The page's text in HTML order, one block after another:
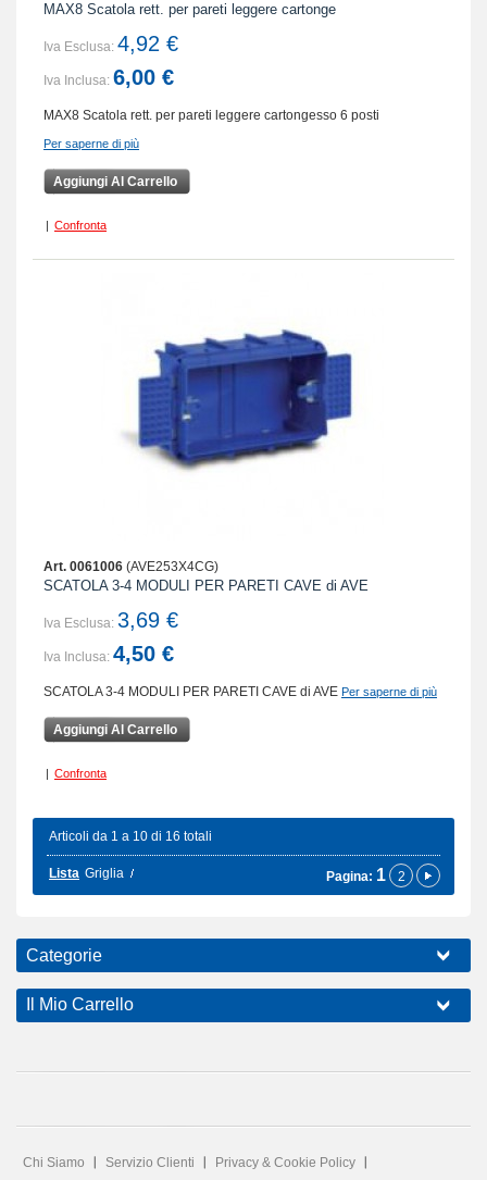
MAX8 Scatola rett. per pareti leggere cartonge
Iva Esclusa: 4,92 €
Iva Inclusa: 6,00 €
MAX8 Scatola rett. per pareti leggere cartongesso 6 posti
Per saperne di più
Aggiungi Al Carrello
| Confronta
Art. 0061006 (AVE253X4CG)
SCATOLA 3-4 MODULI PER PARETI CAVE di AVE
Iva Esclusa: 3,69 €
Iva Inclusa: 4,50 €
SCATOLA 3-4 MODULI PER PARETI CAVE di AVE Per saperne di più
Aggiungi Al Carrello
| Confronta
Articoli da 1 a 10 di 16 totali
Lista Griglia Pagina: 1 2
Categorie
Il Mio Carrello
Chi Siamo Servizio Clienti Privacy & Cookie Policy